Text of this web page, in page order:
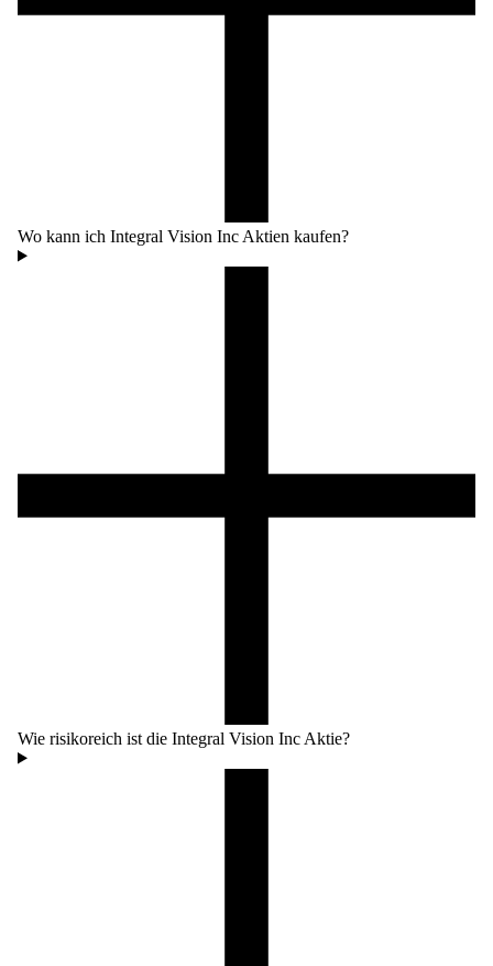
Wo kann ich Integral Vision Inc Aktien kaufen?
Wie risikoreich ist die Integral Vision Inc Aktie?